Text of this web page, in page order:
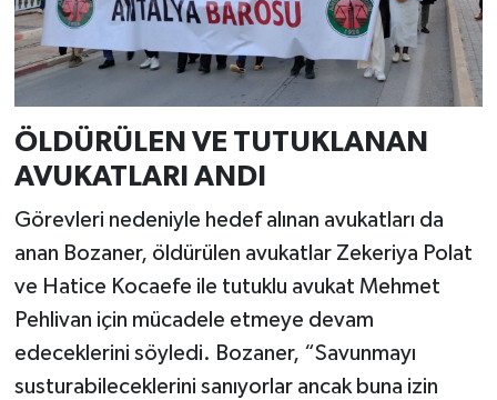
ÖLDÜRÜLEN VE TUTUKLANAN
AVUKATLARI ANDI
Görevleri nedeniyle hedef alınan avukatları da
anan Bozaner, öldürülen avukatlar Zekeriya Polat
ve Hatice Kocaefe ile tutuklu avukat Mehmet
Pehlivan için mücadele etmeye devam
edeceklerini söyledi. Bozaner, “Savunmayı
susturabileceklerini sanıyorlar ancak buna izin